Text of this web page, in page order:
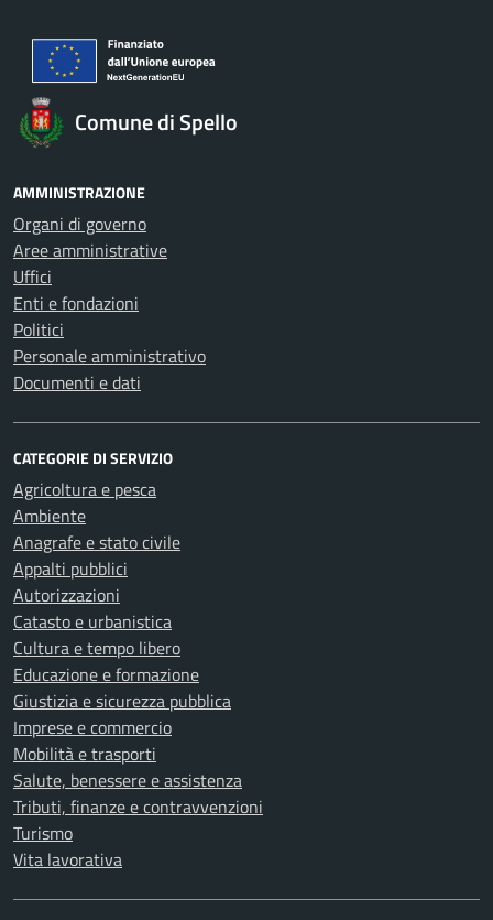
Comune di Spello
AMMINISTRAZIONE
Organi di governo
Aree amministrative
Uffici
Enti e fondazioni
Politici
Personale amministrativo
Documenti e dati
CATEGORIE DI SERVIZIO
Agricoltura e pesca
Ambiente
Anagrafe e stato civile
Appalti pubblici
Autorizzazioni
Catasto e urbanistica
Cultura e tempo libero
Educazione e formazione
Giustizia e sicurezza pubblica
Imprese e commercio
Mobilità e trasporti
Salute, benessere e assistenza
Tributi, finanze e contravvenzioni
Turismo
Vita lavorativa